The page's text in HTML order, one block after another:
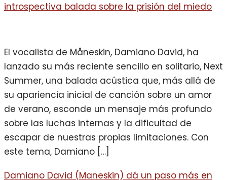
introspectiva balada sobre la prisión del miedo
El vocalista de Måneskin, Damiano David, ha
lanzado su más reciente sencillo en solitario, Next
Summer, una balada acústica que, más allá de
su apariencia inicial de canción sobre un amor
de verano, esconde un mensaje más profundo
sobre las luchas internas y la dificultad de
escapar de nuestras propias limitaciones. Con
este tema, Damiano […]
Damiano David (Maneskin) dá un paso más en